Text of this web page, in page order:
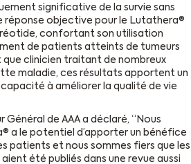
significative de la survie sans
réponse objective pour le Lutathera®
confortant son utilisation
de patients atteints de tumeurs
que clinicien traitant de nombreux
maladie, ces résultats apportent un
à améliorer la qualité de vie
de AAA a déclaré, “Nous
a le potentiel d’apporter un bénéfice
patients et nous sommes fiers que les
été publiés dans une revue aussi